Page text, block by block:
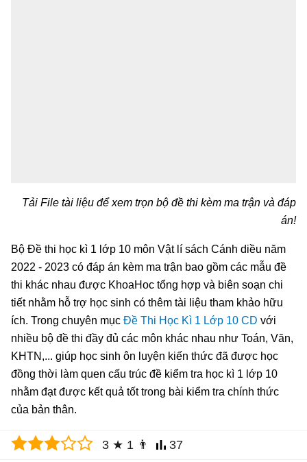
Tải File tài liệu để xem trọn bộ đề thi kèm ma trận và đáp
án!
Bộ Đề thi học kì 1 lớp 10 môn Vật lí sách Cánh diều năm
2022 - 2023 có đáp án kèm ma trận bao gồm các mẫu đề
thi khác nhau được KhoaHoc tổng hợp và biên soạn chi
tiết nhằm hỗ trợ học sinh có thêm tài liệu tham khảo hữu
ích. Trong chuyên mục Đề Thi Học Kì 1 Lớp 10 CD với
nhiều bộ đề thi đầy đủ các môn khác nhau như Toán, Văn,
KHTN,... giúp học sinh ôn luyện kiến thức đã được học
đồng thời làm quen cấu trúc đề kiểm tra học kì 1 lớp 10
nhằm đạt được kết quả tốt trong bài kiểm tra chính thức
của bản thân.
3 ★ 1 👨 37